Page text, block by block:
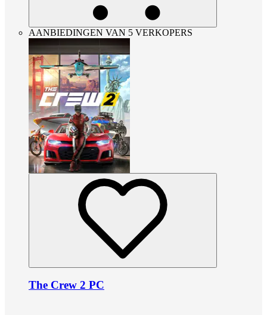
AANBIEDINGEN VAN 5 VERKOPERS
The Crew 2 PC